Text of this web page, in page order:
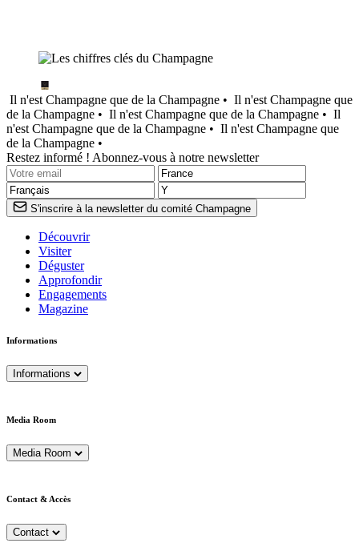
Il n'est Champagne que de la Champagne • Il n'est Champagne que
de la Champagne • Il n'est Champagne que de la Champagne • Il
n'est Champagne que de la Champagne • Il n'est Champagne que
de la Champagne •
Restez informé ! Abonnez-vous à notre newsletter
S'inscrire à la newsletter du comité Champagne
Découvrir
Visiter
Déguster
Approfondir
Engagements
Magazine
Informations
Informations
Media Room
Media Room
Contact & Accès
Contact